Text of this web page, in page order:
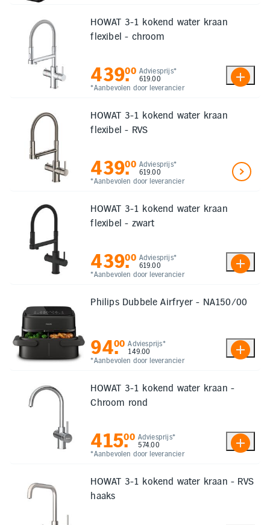
HOWAT 3-1 kokend water kraan
flexibel - chroom
Adviesprijs*
619.00
*Aanbevolen door leverancier
439.
00
HOWAT 3-1 kokend water kraan
flexibel - RVS
Adviesprijs*
619.00
*Aanbevolen door leverancier
439.
00
HOWAT 3-1 kokend water kraan
flexibel - zwart
Adviesprijs*
619.00
*Aanbevolen door leverancier
439.
00
Philips Dubbele Airfryer - NA150/00
Adviesprijs*
149.00
*Aanbevolen door leverancier
94.
00
HOWAT 3-1 kokend water kraan -
Chroom rond
Adviesprijs*
574.00
*Aanbevolen door leverancier
415.
00
HOWAT 3-1 kokend water kraan - RVS
haaks